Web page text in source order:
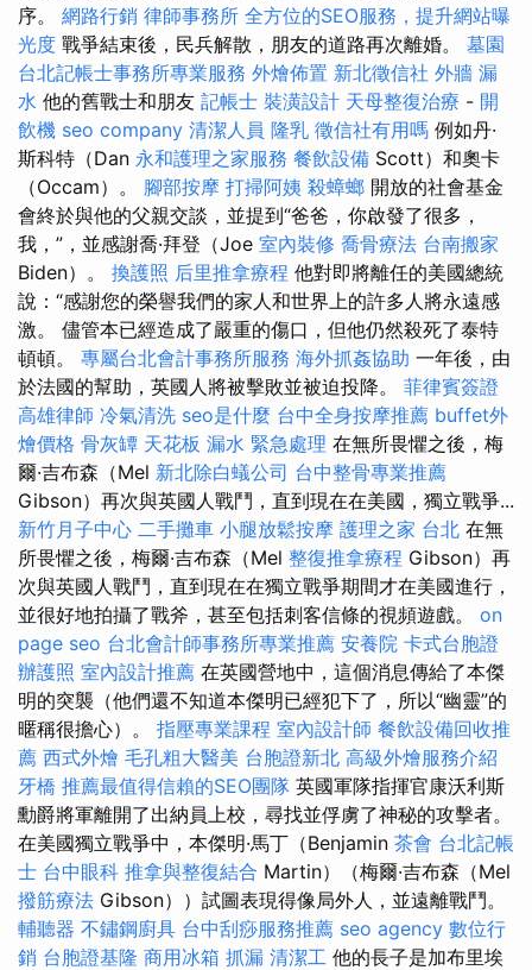
序。 網路行銷 律師事務所 全方位的SEO服務，提升網站曝
光度 戰爭結束後，民兵解散，朋友的道路再次離婚。 墓園
台北記帳士事務所專業服務 外燴佈置 新北徵信社 外牆 漏
水 他的舊戰士和朋友 記帳士 裝潢設計 天母整復治療 - 開
飲機 seo company 清潔人員 隆乳 徵信社有用嗎 例如丹·
斯科特（Dan 永和護理之家服務 餐飲設備 Scott）和奧卡
（Occam）。 腳部按摩 打掃阿姨 殺蟑螂 開放的社會基金
會終於與他的父親交談，並提到“爸爸，你啟發了很多，
我，”，並感謝喬·拜登（Joe 室內裝修 喬骨療法 台南搬家
Biden）。 換護照 后里推拿療程 他對即將離任的美國總統
說：“感謝您的榮譽我們的家人和世界上的許多人將永遠感
激。 儘管本已經造成了嚴重的傷口，但他仍然殺死了泰特
頓頓。 專屬台北會計事務所服務 海外抓姦協助 一年後，由
於法國的幫助，英國人將被擊敗並被迫投降。 菲律賓簽證
高雄律師 冷氣清洗 seo是什麼 台中全身按摩推薦 buffet外
燴價格 骨灰罈 天花板 漏水 緊急處理 在無所畏懼之後，梅
爾·吉布森（Mel 新北除白蟻公司 台中整骨專業推薦
Gibson）再次與英國人戰鬥，直到現在在美國，獨立戰爭...
新竹月子中心 二手攤車 小腿放鬆按摩 護理之家 台北 在無
所畏懼之後，梅爾·吉布森（Mel 整復推拿療程 Gibson）再
次與英國人戰鬥，直到現在在獨立戰爭期間才在美國進行，
並很好地拍攝了戰斧，甚至包括刺客信條的視頻遊戲。 on
page seo 台北會計師事務所專業推薦 安養院 卡式台胞證
辦護照 室內設計推薦 在英國營地中，這個消息傳給了本傑
明的突襲（他們還不知道本傑明已經犯下了，所以“幽靈”的
暱稱很擔心）。 指壓專業課程 室內設計師 餐飲設備回收推
薦 西式外燴 毛孔粗大醫美 台胞證新北 高級外燴服務介紹
牙橋 推薦最值得信賴的SEO團隊 英國軍隊指揮官康沃利斯
勳爵將軍離開了出納員上校，尋找並俘虜了神秘的攻擊者。
在美國獨立戰爭中，本傑明·馬丁（Benjamin 茶會 台北記帳
士 台中眼科 推拿與整復結合 Martin）（梅爾·吉布森（Mel
撥筋療法 Gibson））試圖表現得像局外人，並遠離戰鬥。
輔聽器 不鏽鋼廚具 台中刮痧服務推薦 seo agency 數位行
銷 台胞證基隆 商用冰箱 抓漏 清潔工 他的長子是加布里埃